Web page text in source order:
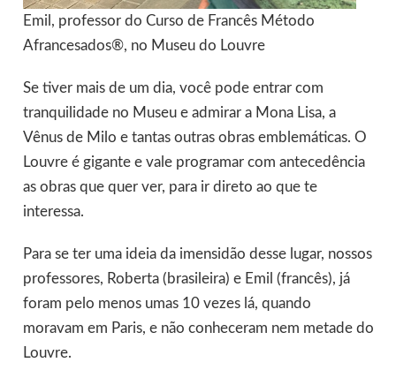
Emil, professor do Curso de Francês Método
Afrancesados®, no Museu do Louvre
Se tiver mais de um dia, você pode entrar com
tranquilidade no Museu e admirar a Mona Lisa, a
Vênus de Milo e tantas outras obras emblemáticas. O
Louvre é gigante e vale programar com antecedência
as obras que quer ver, para ir direto ao que te
interessa.
Para se ter uma ideia da imensidão desse lugar, nossos
professores, Roberta (brasileira) e Emil (francês), já
foram pelo menos umas 10 vezes lá, quando
moravam em Paris, e não conheceram nem metade do
Louvre.